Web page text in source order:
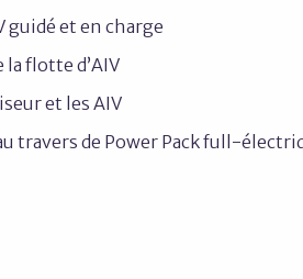
guidé et en charge
flotte d’AIV
et les AIV
travers de Power Pack full-